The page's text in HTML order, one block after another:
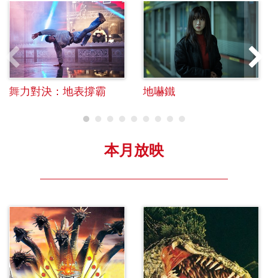
舞力對決：地表撐霸 地嚇鐵
本月放映